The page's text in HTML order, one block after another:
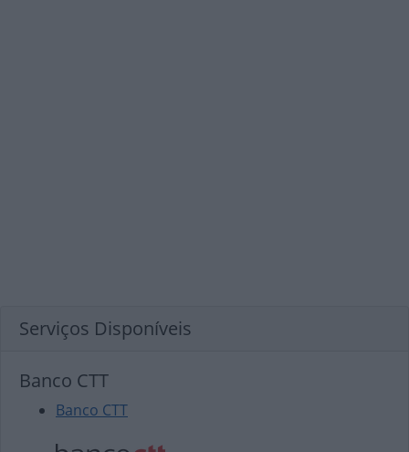
Serviços Disponíveis
Banco CTT
Banco CTT